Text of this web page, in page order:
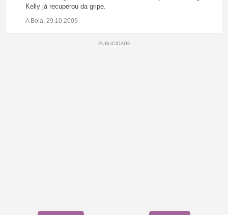
Kelly já recuperou da gripe.
A Bola, 29.10.2009